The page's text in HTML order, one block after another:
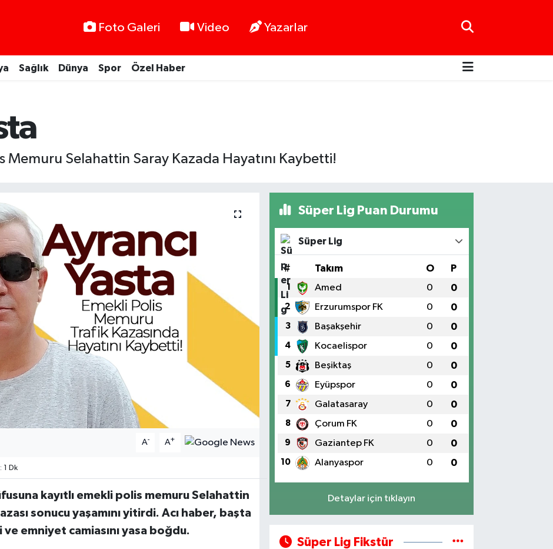
Foto Galeri Video Yazarlar
Sağlık Dünya Spor Özel Haber
Memuru Selahattin Saray Kazada Hayatını Kaybetti!
A- A+
1 Dk
kayıtlı emekli polis memuru Selahattin
sonucu yaşamını yitirdi. Acı haber, başta
emniyet camiasını yasa boğdu.
Süper Lig Puan Durumu
Süper Lig
# Takım O P
1 Amed 0 0
2 Erzurumspor FK 0 0
3 Başakşehir 0 0
4 Kocaelispor 0 0
5 Beşiktaş 0 0
6 Eyüpspor 0 0
7 Galatasaray 0 0
8 Çorum FK 0 0
9 Gaziantep FK 0 0
10 Alanyaspor 0 0
Detaylar için tıklayın
Süper Lig Fikstür